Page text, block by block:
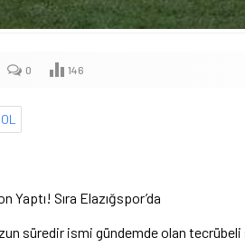
0 146
Yaptı! Sıra Elazığspor’da
süredir ismi gündemde olan